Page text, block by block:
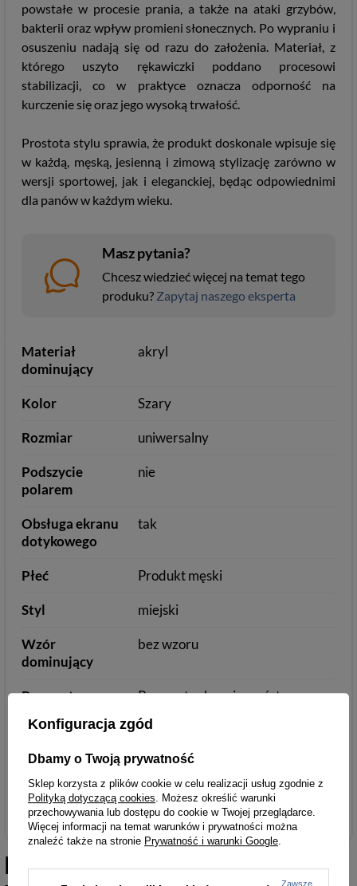
powstałe w procesie prania, a także na ataki grzybów,
bakterii oraz wpływ promieni słonecznych. Po wypraniu i
osuszeniu nadają się od razu do założenia. Materiał, z
którego uszyto rękawiczki poddano procesowi
stabilizacji, co w praktyce oznacza odporność na
kurczenie się oraz jego wysoką trwałość.
Prostota stylu sprawia, że produkt doskonale wpisuje się
w każdą, męską, jesienną i zimową stylizację zarówno w
wersji sportowej, jak i eleganckiej, będąc odpowiednimi
dla panów w każdym wieku.
Masz pytania?
Chcesz wiedzieć więcej na temat tego
produku? Zapytaj naszego eksperta
Materiał
dominujący
akryl
Kolor Szary
Rozmiar uniwersalny
Podszycie
polarem
nie
Obsługa ekranu
dotykowego
tak
Płeć Produkt męski
Styl miejski
Wzór
dominujący
bez wzoru
Parametry
Parametry bezpieczeństwa
Akcesoria i dodatki odzieżowe
Podobne doRękawiczki męskie
Konfiguracja zgód
Dbamy o Twoją prywatność
Sklep korzysta z plików cookie w celu realizacji usług zgodnie z
Polityką dotyczącą cookies. Możesz określić warunki
przechowywania lub dostępu do cookie w Twojej przeglądarce.
Więcej informacji na temat warunków i prywatności można
znaleźć także na stronie Prywatność i warunki Google.
Zawsze